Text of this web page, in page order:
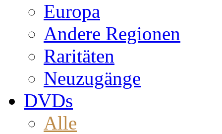
Europa
Andere Regionen
Raritäten
Neuzugänge
DVDs
Alle